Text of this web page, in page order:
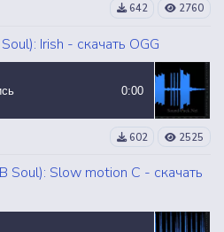
642 2760
Irish - скачать OGG
0:00
602 2525
Soul): Slow motion C - скачать